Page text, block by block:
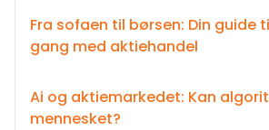
Fra sofaen til børsen: Din guide
gang med aktiehandel
Ai og aktiemarkedet: Kan
mennesket?